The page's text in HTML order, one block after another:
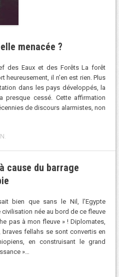
menacée ?
des Eaux et des Forêts La forêt
heureusement, il n’en est rien. Plus
dans les pays développés, la
presque cessé. Cette affirmation
de discours alarmistes, non
cause du barrage
bien que sans le Nil, l’Egypte
civilisation née au bord de ce fleuve
pas à mon fleuve » ! Diplomates,
fellahs se sont convertis en
en construisant le grand
»…